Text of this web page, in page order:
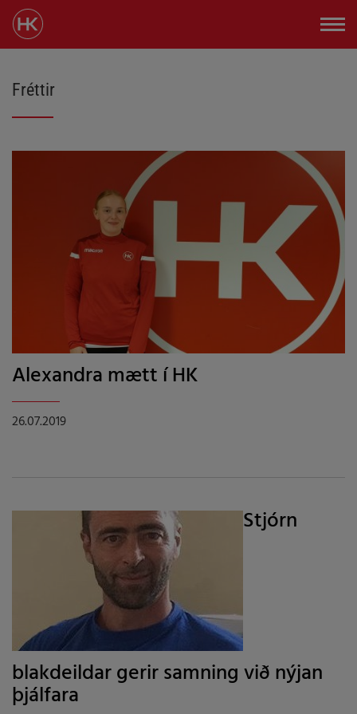
Fréttir
Alexandra mætt í HK
26.07.2019
Stjórn
blakdeildar gerir samning við nýjan
þjálfara